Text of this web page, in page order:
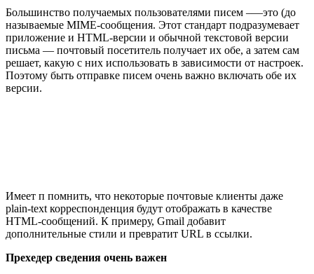
Большинство получаемых пользователями писем –—это (до
называемые MIME-сообщения. Этот стандарт подразумевает
приложение и HTML-версии и обычной текстовой версии
письма — почтовый посетитель получает их обе, а затем сам
решает, какую с них использовать в зависимости от настроек.
Поэтому быть отправке писем очень важно включать обе их
версии.
Имеет п помнить, что некоторые почтовые клиенты даже
plain-text корреспонденция будут отображать в качестве
HTML-сообщений. К примеру, Gmail добавит
дополнительные стили и превратит URL в ссылки.
Прехедер сведения очень важен